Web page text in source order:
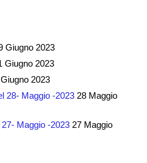
Giugno 2023
Giugno 2023
2023
28- Maggio -2023 28 Maggio
Maggio -2023 27 Maggio